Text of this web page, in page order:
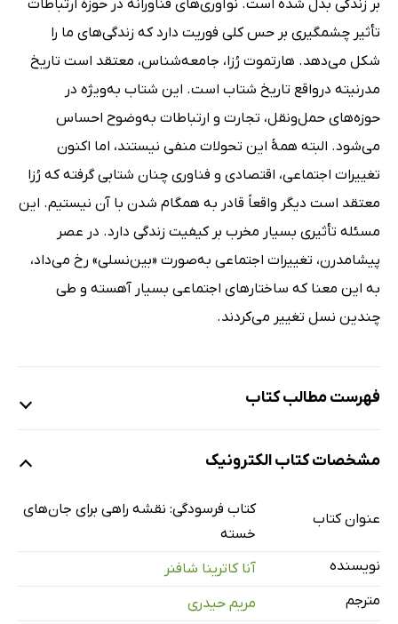
بر زندگی‌ بدل شده است. نوآوری‌های فناورانه در حوزۀ ارتباطات
تأثیر چشمگیری بر حس کلی فوریت دارد که زندگی‌های ما را
شکل می‌دهد. هارتموت رُزا، جامعه‌شناس، معتقد است تاریخ
مدرنیته درواقع تاریخ شتاب است. این شتاب به‌ویژه در
حوزه‌های حمل‌ونقل، تجارت و ارتباطات به‌وضوح احساس
می‌شود. البته همۀ این تحولات منفی نیستند، اما اکنون
تغییرات اجتماعی، اقتصادی و فناوری چنان شتابی گرفته که رُزا
معتقد است دیگر واقعاً قادر به همگام شدن با آن نیستیم. این
مسئله تأثیری بسیار مخرب بر کیفیت زندگی دارد. در عصر
پیشامدرن، تغییرات اجتماعی به‌صورت «بین‌نسلی» رخ می‌داد،
به این معنا که ساختارهای اجتماعی بسیار آهسته و طی
چندین نسل تغییر می‌کردند.
فهرست مطالب کتاب
فرسودگی
سرمایه‌داری
انرژی
مشخصات کتاب الکترونیک
عنوان کتاب
کتاب فرسودگی: نقشه راهی برای جان‌های
خسته
نویسنده
آنا کاترینا شافنر
مترجم
مریم حیدری